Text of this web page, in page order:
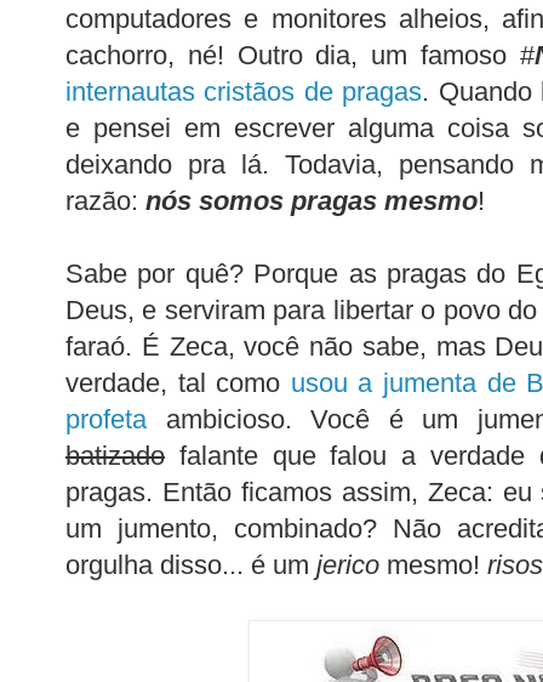
computadores e monitores alheios,
cachorro, né! Outro dia, um famoso #
internautas cristãos de pragas. Quando
e pensei em escrever alguma coisa
deixando pra lá. Todavia, pensando
razão: nós somos pragas mesmo!
Sabe por quê? Porque as pragas do
Deus, e serviram para libertar o povo
faraó. É Zeca, você não sabe, mas
verdade, tal como usou a jumenta de
profeta ambicioso. Você é um
batizado falante que falou a verdade
pragas. Então ficamos assim, Zeca:
um jumento, combinado? Não
orgulha disso... é um jerico mesmo! risos